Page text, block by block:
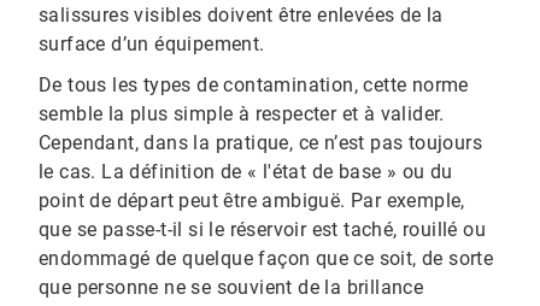
salissures visibles doivent être enlevées de la
surface d’un équipement.
De tous les types de contamination, cette norme
semble la plus simple à respecter et à valider.
Cependant, dans la pratique, ce n’est pas toujours
le cas. La définition de « l'état de base » ou du
point de départ peut être ambiguë. Par exemple,
que se passe-t-il si le réservoir est taché, rouillé ou
endommagé de quelque façon que ce soit, de sorte
que personne ne se souvient de la brillance